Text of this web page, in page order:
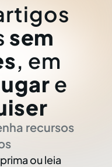
sem
, em
e
recursos
ou leia